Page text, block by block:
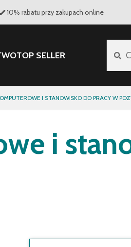
10% rabatu przy zakupach online
TOP SELLER
I STANOWISKO DO PRACY W
i